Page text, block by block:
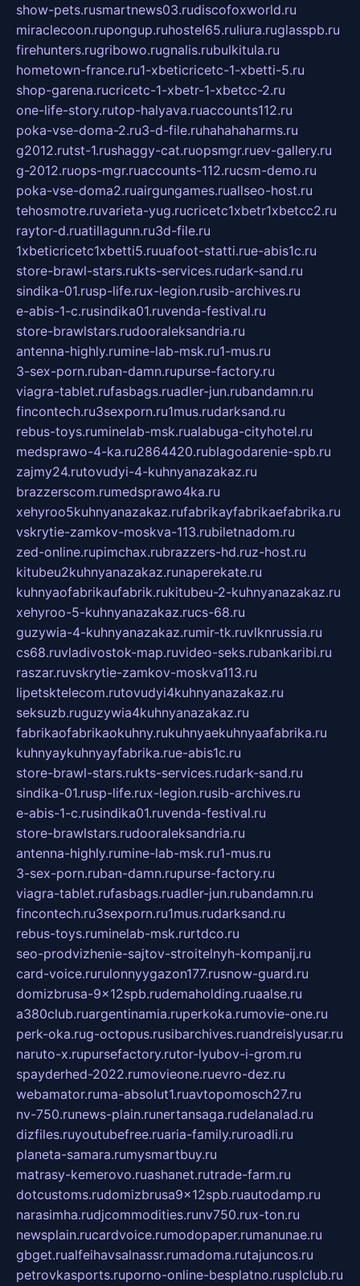
show-pets.rusmartnews03.rudiscofoxworld.ru
miraclecoon.rupongup.ruhostel65.ruliura.ruglasspb.ru
firehunters.rugribowo.rugnalis.rubulkitula.ru
hometown-france.ru1-xbeticricetc-1-xbetti-5.ru
shop-garena.rucricetc-1-xbetr-1-xbetcc-2.ru
one-life-story.rutop-halyava.ruaccounts112.ru
poka-vse-doma-2.ru3-d-file.ruhahahaharms.ru
g2012.rutst-1.rushaggy-cat.ruopsmgr.ruev-gallery.ru
g-2012.ruops-mgr.ruaccounts-112.rucsm-demo.ru
poka-vse-doma2.ruairgungames.ruallseo-host.ru
tehosmotre.ruvarieta-yug.rucricetc1xbetr1xbetcc2.ru
raytor-d.ruatillagunn.ru3d-file.ru
1xbeticricetc1xbetti5.ruuafoot-statti.rue-abis1c.ru
store-brawl-stars.rukts-services.rudark-sand.ru
sindika-01.rusp-life.rux-legion.rusib-archives.ru
e-abis-1-c.rusindika01.ruvenda-festival.ru
store-brawlstars.rudooraleksandria.ru
antenna-highly.rumine-lab-msk.ru1-mus.ru
3-sex-porn.ruban-damn.rupurse-factory.ru
viagra-tablet.rufasbags.ruadler-jun.rubandamn.ru
fincontech.ru3sexporn.ru1mus.rudarksand.ru
rebus-toys.ruminelab-msk.rualabuga-cityhotel.ru
medsprawo-4-ka.ru2864420.rublagodarenie-spb.ru
zajmy24.rutovudyi-4-kuhnyanazakaz.ru
brazzerscom.rumedsprawo4ka.ru
xehyroo5kuhnyanazakaz.rufabrikayfabrikaefabrika.ru
vskrytie-zamkov-moskva-113.rubiletnadom.ru
zed-online.rupimchax.rubrazzers-hd.ruz-host.ru
kitubeu2kuhnyanazakaz.runaperekate.ru
kuhnyaofabrikaufabrik.rukitubeu-2-kuhnyanazakaz.ru
xehyroo-5-kuhnyanazakaz.rucs-68.ru
guzywia-4-kuhnyanazakaz.rumir-tk.ruvlknrussia.ru
cs68.ruvladivostok-map.ruvideo-seks.rubankaribi.ru
raszar.ruvskrytie-zamkov-moskva113.ru
lipetsktelecom.rutovudyi4kuhnyanazakaz.ru
seksuzb.ruguzywia4kuhnyanazakaz.ru
fabrikaofabrikaokuhny.rukuhnyaekuhnyaafabrika.ru
kuhnyaykuhnyayfabrika.rue-abis1c.ru
store-brawl-stars.rukts-services.rudark-sand.ru
sindika-01.rusp-life.rux-legion.rusib-archives.ru
e-abis-1-c.rusindika01.ruvenda-festival.ru
store-brawlstars.rudooraleksandria.ru
antenna-highly.rumine-lab-msk.ru1-mus.ru
3-sex-porn.ruban-damn.rupurse-factory.ru
viagra-tablet.rufasbags.ruadler-jun.rubandamn.ru
fincontech.ru3sexporn.ru1mus.rudarksand.ru
rebus-toys.ruminelab-msk.rurtdco.ru
seo-prodvizhenie-sajtov-stroitelnyh-kompanij.ru
card-voice.rurulonnyygazon177.rusnow-guard.ru
domizbrusa-9x12spb.rudemaholding.ruaalse.ru
a380club.ruargentinamia.ruperkoka.rumovie-one.ru
perk-oka.rug-octopus.rusibarchives.ruandreislyusar.ru
naruto-x.rupursefactory.rutor-lyubov-i-grom.ru
spayderhed-2022.rumovieone.ruevro-dez.ru
webamator.ruma-absolut1.ruavtopomosch27.ru
nv-750.runews-plain.runertansaga.rudelanalad.ru
dizfiles.ruyoutubefree.ruaria-family.ruroadli.ru
planeta-samara.rumysmartbuy.ru
matrasy-kemerovo.ruashanet.rutrade-farm.ru
dotcustoms.rudomizbrusa9x12spb.ruautodamp.ru
narasimha.rudjcommodities.runv750.rux-ton.ru
newsplain.rucardvoice.rumodopaper.rumanunae.ru
gbget.rualfeihavsalnassr.rumadoma.rutajuncos.ru
petrovkasports.ruporno-online-besplatno.rusplclub.ru